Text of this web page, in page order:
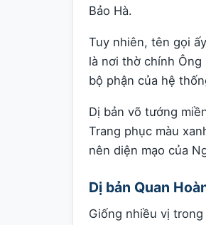
Bảo Hà.
Tuy nhiên, tên gọi
là nơi thờ chính
bộ phận của hệ
Dị bản võ tướng
Trang phục màu
nên diện mạo của
Dị bản Quan
Giống nhiều vị